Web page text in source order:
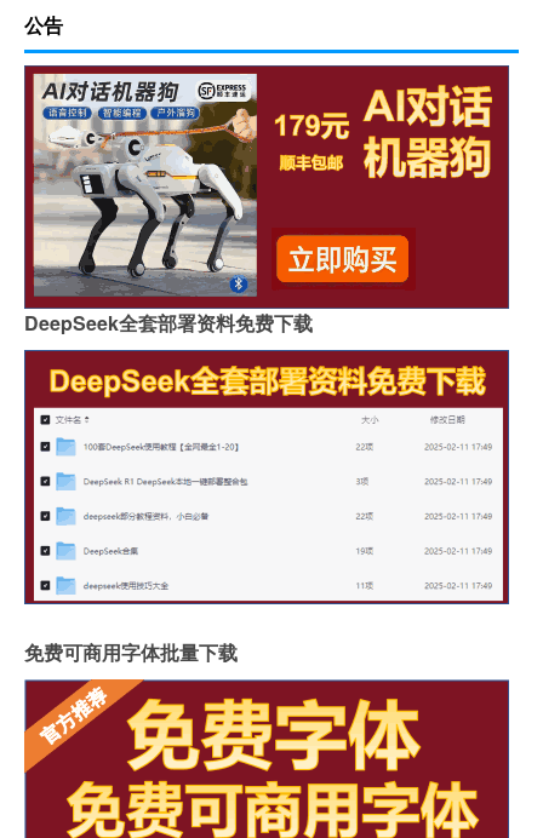
公告
DeepSeek全套部署资料免费下载
免费可商用字体批量下载